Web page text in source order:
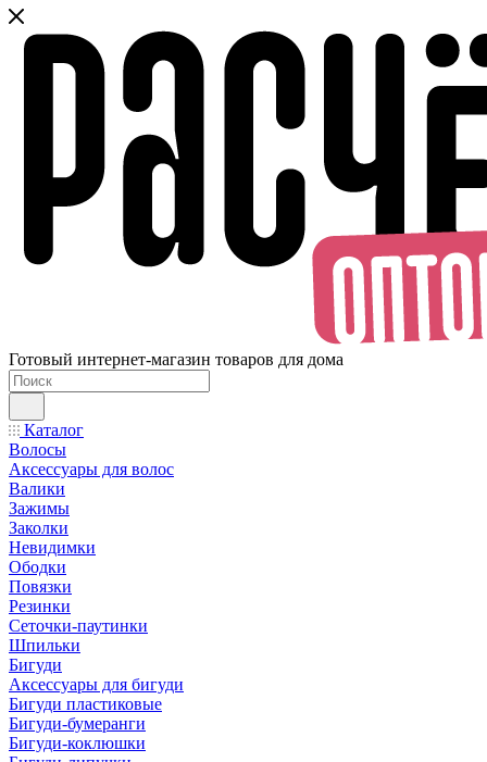
Готовый интернет-магазин товаров для дома
Каталог
Волосы
Аксессуары для волос
Валики
Зажимы
Заколки
Невидимки
Ободки
Повязки
Резинки
Сеточки-паутинки
Шпильки
Бигуди
Аксессуары для бигуди
Бигуди пластиковые
Бигуди-бумеранги
Бигуди-коклюшки